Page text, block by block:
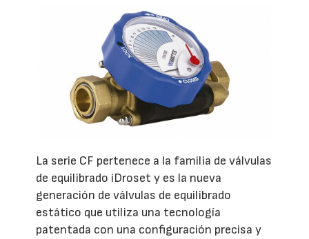
La serie CF pertenece a la familia de válvulas
de equilibrado iDroset y es la nueva
generación de válvulas de equilibrado
estático que utiliza una tecnología
patentada con una configuración precisa y